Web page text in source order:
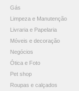
Gás
Limpeza e Manutenção
Livraria e Papelaria
Móveis e decoração
Negócios
Ótica e Foto
Pet shop
Roupas e calçados